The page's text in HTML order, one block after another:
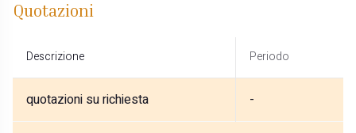
Quotazioni
Descrizione Periodo
quotazioni su richiesta -